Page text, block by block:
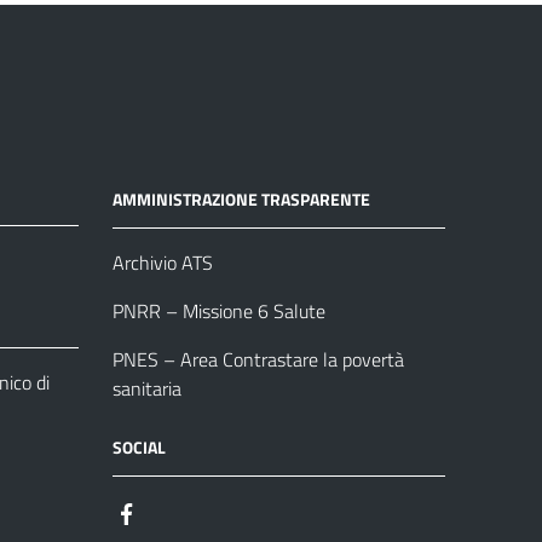
di
AMMINISTRAZIONE TRASPARENTE
Archivio ATS
PNRR – Missione 6 Salute
PNES – Area Contrastare la povertà
sanitaria
SOCIAL